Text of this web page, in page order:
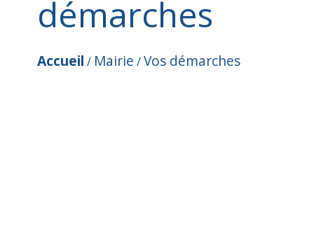
démarches
Accueil / Mairie /Vos démarches